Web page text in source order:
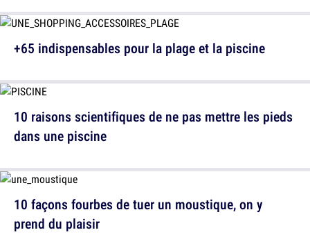
+65 indispensables pour la plage et la piscine
10 façons fourbes de tuer un moustique, on y
prend du plaisir
10 raisons scientifiques de ne pas mettre les pieds
dans une piscine